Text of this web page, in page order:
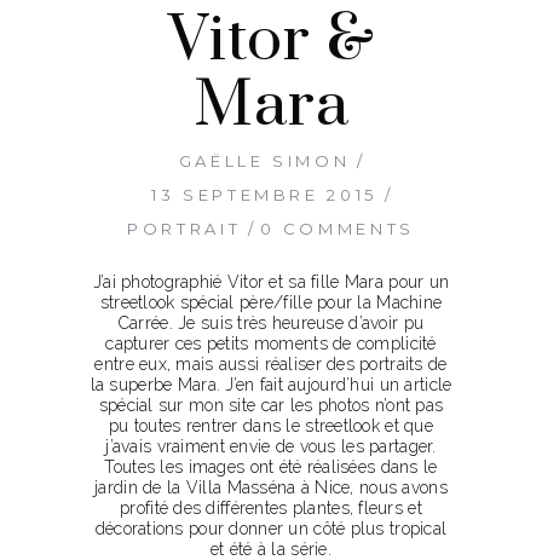
Vitor &
Mara
GAËLLE SIMON
13 SEPTEMBRE 2015
PORTRAIT
0 COMMENTS
J’ai photographié Vitor et sa fille Mara pour un
streetlook spécial père/fille pour la Machine
Carrée. Je suis très heureuse d’avoir pu
capturer ces petits moments de complicité
entre eux, mais aussi réaliser des portraits de
la superbe Mara. J’en fait aujourd’hui un article
spécial sur mon site car les photos n’ont pas
pu toutes rentrer dans le streetlook et que
j’avais vraiment envie de vous les partager.
Toutes les images ont été réalisées dans le
jardin de la Villa Masséna à Nice, nous avons
profité des différentes plantes, fleurs et
décorations pour donner un côté plus tropical
et été à la série.